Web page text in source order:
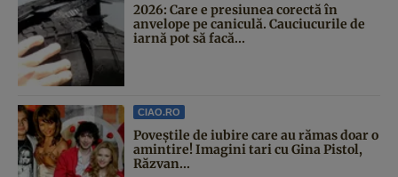
2026: Care e presiunea corectă în
anvelope pe caniculă. Cauciucurile de
iarnă pot să facă...
CIAO.RO
Poveştile de iubire care au rămas doar o
amintire! Imagini tari cu Gina Pistol,
Răzvan...